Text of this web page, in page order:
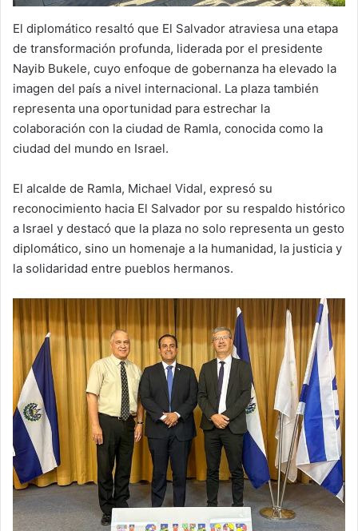
El diplomático resaltó que El Salvador atraviesa una etapa
de transformación profunda, liderada por el presidente
Nayib Bukele, cuyo enfoque de gobernanza ha elevado la
imagen del país a nivel internacional. La plaza también
representa una oportunidad para estrechar la
colaboración con la ciudad de Ramla, conocida como la
ciudad del mundo en Israel.
El alcalde de Ramla, Michael Vidal, expresó su
reconocimiento hacia El Salvador por su respaldo histórico
a Israel y destacó que la plaza no solo representa un gesto
diplomático, sino un homenaje a la humanidad, la justicia y
la solidaridad entre pueblos hermanos.